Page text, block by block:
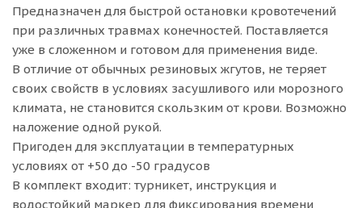
Предназначен для быстрой остановки кровотечений
при различных травмах конечностей. Поставляется
уже в сложенном и готовом для применения виде.
В отличие от обычных резиновых жгутов, не теряет
своих свойств в условиях засушливого или морозного
климата, не становится скользким от крови. Возможно
наложение одной рукой.
Пригоден для эксплуатации в температурных
условиях от +50 до -50 градусов
В комплект входит: турникет, инструкция и
водостойкий маркер для фиксирования времени